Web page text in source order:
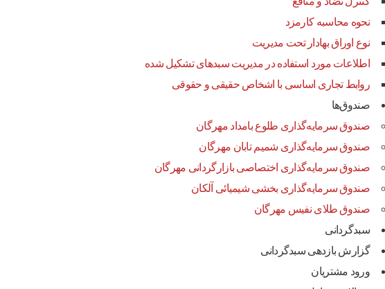
نحوه محاسبه کارمزد
نوع اوراق بهادار تحت مدیریت
اطلاعات مورد استفاده در مدیریت سبدهای تشکیل شده
روابط تجاری اساسی با اشخاص حقیقی و حقوقی
صندوق‌ها
صندوق سرمایه‌گذاری طلوع بامداد مهرگان
صندوق سرمایه‌گذاری شمیم تابان مهرگان
صندوق سرمایه‌گذاری اختصاصی بازارگردانی مهرگان
صندوق سرمایه‌گذاری بخشی شیمیائی آلکان
صندوق طلای نفیس مهرگان
سبدگردانی
گزارش بازدهی سبدگردانی
ورود مشتریان